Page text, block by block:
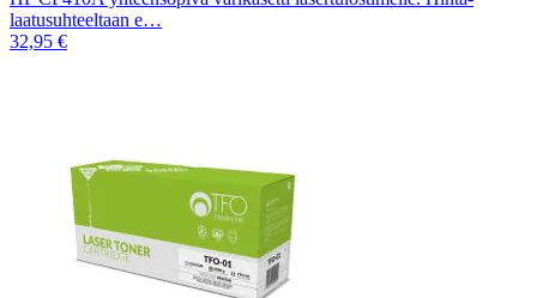
laatusuhteeltaan e…
32,95 €